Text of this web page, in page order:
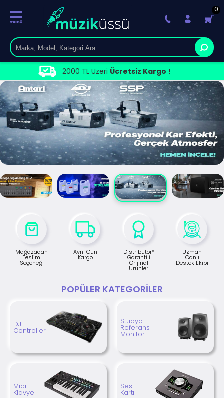
2000 TL Üzeri Ücretsiz Kargo !
0
Mağazadan
Teslim
Seçeneği
Aynı Gün
Kargo
Distribütör®
Garantili
Orijinal
Ürünler
Uzman
Canlı
Destek Ekibi
POPÜLER KATEGORILER
DJ
Controller
Stüdyo
Referans
Monitör
Midi
Klavye
Ses
Kartı